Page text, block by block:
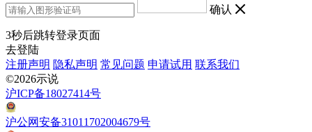
确认
3秒后跳转登录页面
去登陆
注册声明 隐私声明 常见问题 申请试用 联系我们
©2026示说
沪ICP备18027414号
沪公网安备31011702004679号